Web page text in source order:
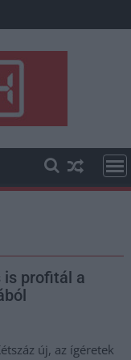
is profitál a
új, az ígéretek